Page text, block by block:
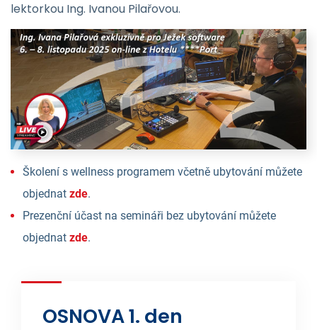
lektorkou Ing. Ivanou Pilařovou.
Školení s wellness programem včetně ubytování můžete
objednat zde.
Prezenční účast na semináři bez ubytování můžete
objednat zde.
OSNOVA 1. den